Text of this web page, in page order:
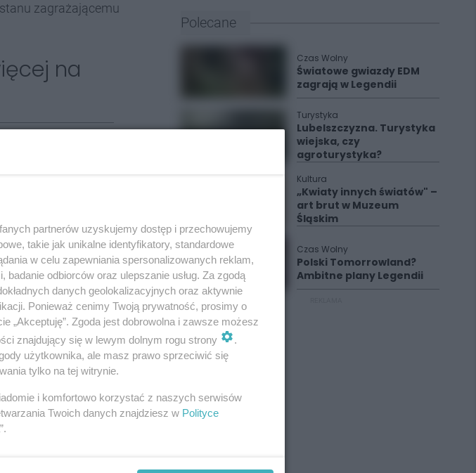
zagrażającemu
na
policjanci,
i zabezpieczyli w
Podczas
Rejonowej
Polecane
Czas Wolny
Światowe gwiazdy EDM
zagrają w Legendii
Turystyka
Lubelszczyzna. Turystyka
wiejska, czy
agroturystyka?
Kultura
„Kwiaty innych światów" –
art brut w Muzeum
Śląskim
Czas Wolny
Polski Tomorrowland?
Ambitne plany Legendii
partnerów uzyskujemy dostęp i przechowujemy
takie jak unikalne identyfikatory, standardowe
w celu zapewniania spersonalizowanych reklam,
odbiorców oraz ulepszanie usług. Za zgodą
danych geolokalizacyjnych oraz aktywnie
Ponieważ cenimy Twoją prywatność, prosimy o
„Akceptuję”. Zgoda jest dobrowolna i zawsze możesz
znajdujący się w lewym dolnym rogu strony
.
użytkownika, ale masz prawo sprzeciwić się
tylko na tej witrynie.
i komfortowo korzystać z naszych serwisów
Twoich danych znajdziesz w Polityce